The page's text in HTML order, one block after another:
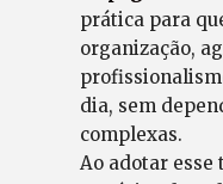
prática para
organização,
dia, sem
complexas.
Ao adotar